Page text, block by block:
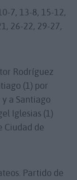
7, 13-8, 15-12,
26-22, 29-27,
Rodríguez
(1) por
a Santiago
Iglesias (1)
Ciudad de
Partido de